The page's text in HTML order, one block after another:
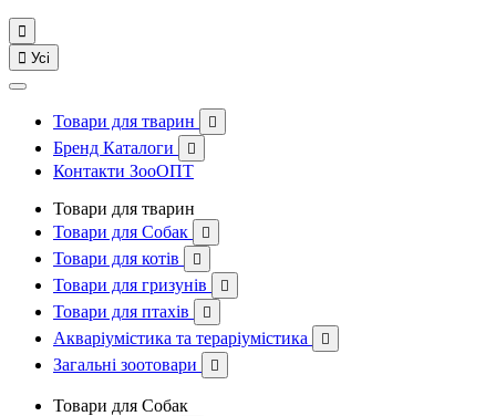

 Усі
Товари для тварин 
Бренд Каталоги 
Контакти ЗооОПТ
Товари для тварин
Товари для Собак

Товари для котів 
Товари для гризунів 
Товари для птахів 
Акваріумістика та тераріумістика 
Загальні зоотовари 
Товари для Собак